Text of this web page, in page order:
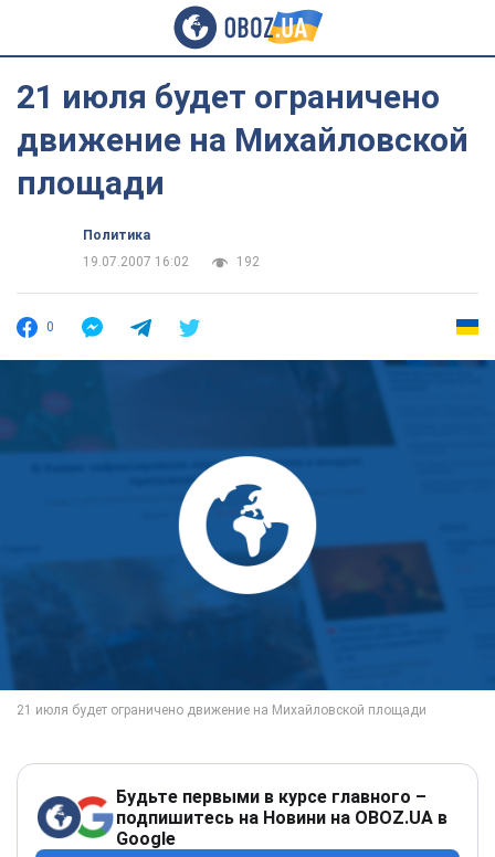
21 июля будет ограничено
движение на Михайловской
площади
Политика
19.07.2007 16:02
192
0
Будьте первыми в курсе главного –
подпишитесь на Новини на OBOZ.UA в
Google